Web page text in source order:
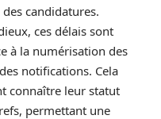
candidatures.
ces délais sont
à la numérisation des
notifications. Cela
connaître leur statut
permettant une